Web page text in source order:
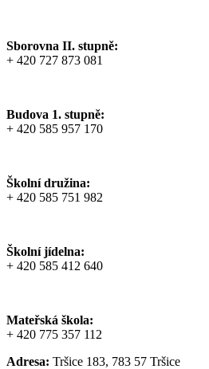
Sborovna II. stupně:
+ 420 727 873 081
Budova 1. stupně:
+ 420 585 957 170
Školní družina:
+ 420 585 751 982
Školní jídelna:
+ 420 585 412 640
Mateřská škola:
+ 420 775 357 112
Adresa: Tršice 183, 783 57 Tršice